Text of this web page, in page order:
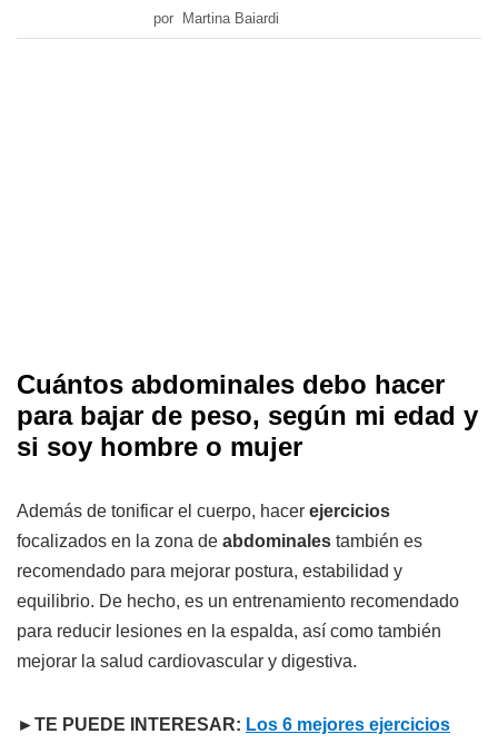
por Martina Baiardi
Cuántos abdominales debo hacer
para bajar de peso, según mi edad y
si soy hombre o mujer
Además de tonificar el cuerpo, hacer ejercicios
focalizados en la zona de abdominales también es
recomendado para mejorar postura, estabilidad y
equilibrio. De hecho, es un entrenamiento recomendado
para reducir lesiones en la espalda, así como también
mejorar la salud cardiovascular y digestiva.
►TE PUEDE INTERESAR: Los 6 mejores ejercicios